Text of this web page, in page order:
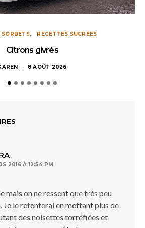
SORBETS RECETTES SUCRÉES
Citrons givrés
8 AOÛT 2026
dit :
2016 À 12:54 PM
mais on ne ressent que très peu
Je le retenterai en mettant plus de
des noisettes torréfiées et